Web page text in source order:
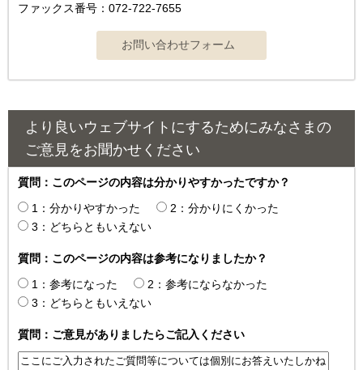
ファックス番号：072-722-7655
より良いウェブサイトにするためにみなさまの
ご意見をお聞かせください
質問：このページの内容は分かりやすかったですか？
1：分かりやすかった
2：分かりにくかった
3：どちらともいえない
質問：このページの内容は参考になりましたか？
1：参考になった
2：参考にならなかった
3：どちらともいえない
質問：ご意見がありましたらご記入ください